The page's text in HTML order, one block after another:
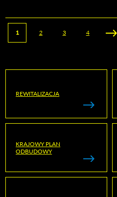
Strony
1 2 3 4
REWITALIZACJA
KRAJOWY PLAN
ODBUDOWY